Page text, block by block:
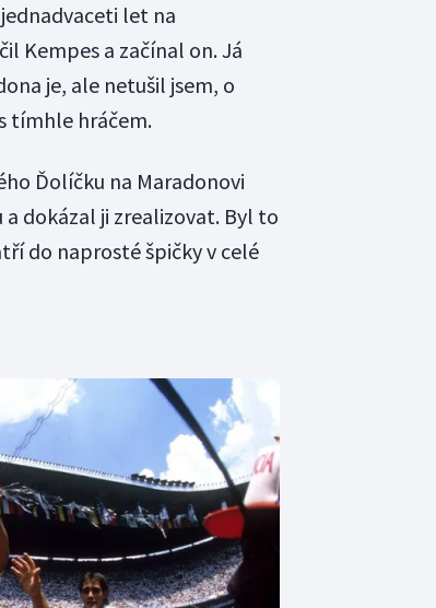
let na
Kempes a začínal on. Já
je, ale netušil jsem, o
tímhle hráčem.
Ďolíčku na Maradonovi
dokázal ji zrealizovat. Byl to
do naprosté špičky v celé